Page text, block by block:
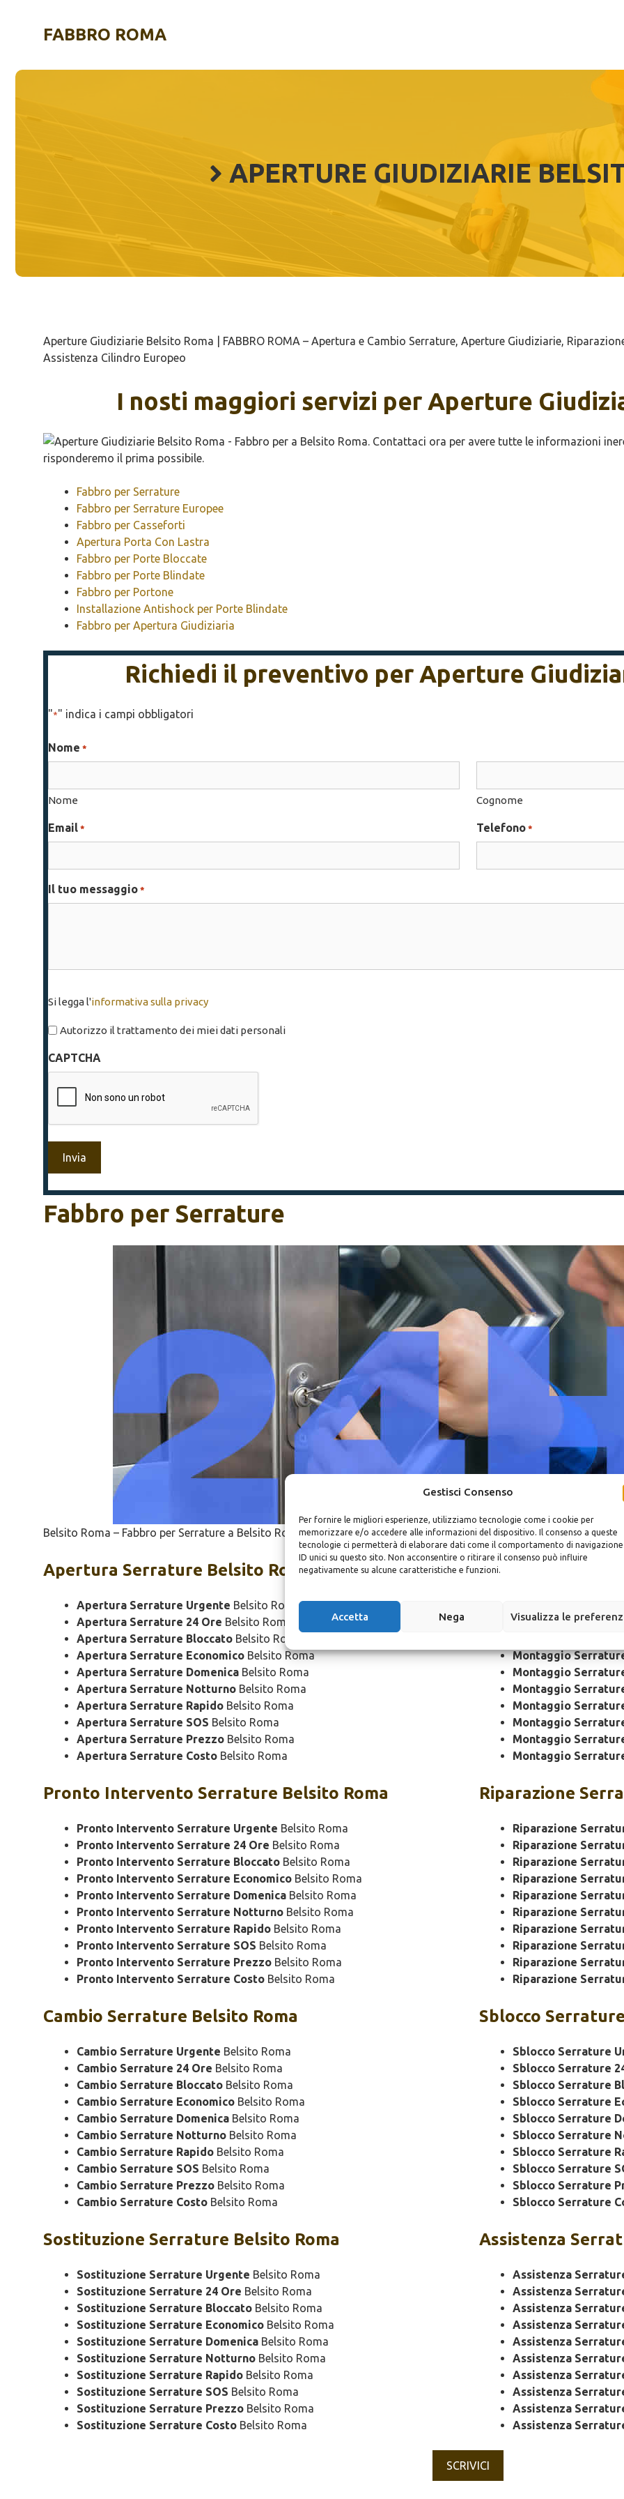
Gestisci Consenso
Per fornire le migliori esperienze, utilizziamo tecnologie come i cookie per
memorizzare e/o accedere alle informazioni del dispositivo. Il consenso a queste
tecnologie ci permetterà di elaborare dati come il comportamento di
ID unici su questo sito. Non acconsentire o ritirare il consenso può influire
negativamente su alcune caratteristiche e funzioni.
Accetta Nega Visualizza le
contenutoFABBRO ROMA
APERTURE GIUDIZIARIE
Aperture Giudiziarie Belsito Roma | FABBRO ROMA – Apertura e Cambio Serrature, Aperture Giudiziarie,
Assistenza Cilindro Europeo
I nosti maggiori servizi per Aperture
Fabbro per Serrature
Fabbro per Serrature Europee
Fabbro per Casseforti
Apertura Porta Con Lastra
Fabbro per Porte Bloccate
Fabbro per Porte Blindate
Fabbro per Portone
Installazione Antishock per Porte Blindate
Fabbro per Apertura Giudiziaria
Richiedi il preventivo per Aperture
"*" indica i campi obbligatori
Nome *
Nome Cognome
Email * Telefono *
Il tuo messaggio *
legga
l'informativa
privacy
Si legga l'informativa sulla privacy
Autorizzo il trattamento dei miei dati personali
CAPTCHA
Fabbro per Serrature
Belsito Roma – Fabbro per Serrature a Belsito Roma
Apertura Serrature Belsito Roma
Apertura Serrature Urgente Belsito Roma
Apertura Serrature 24 Ore Belsito Roma
Apertura Serrature Bloccato Belsito Roma
Apertura Serrature Economico Belsito Roma
Apertura Serrature Domenica Belsito Roma
Apertura Serrature Notturno Belsito Roma
Apertura Serrature Rapido Belsito Roma
Apertura Serrature SOS Belsito Roma
Apertura Serrature Prezzo Belsito Roma
Apertura Serrature Costo Belsito Roma
Pronto Intervento Serrature Belsito Roma
Pronto Intervento Serrature Urgente Belsito Roma
Pronto Intervento Serrature 24 Ore Belsito Roma
Pronto Intervento Serrature Bloccato Belsito Roma
Pronto Intervento Serrature Economico Belsito Roma
Pronto Intervento Serrature Domenica Belsito Roma
Pronto Intervento Serrature Notturno Belsito Roma
Pronto Intervento Serrature Rapido Belsito Roma
Pronto Intervento Serrature SOS Belsito Roma
Pronto Intervento Serrature Prezzo Belsito Roma
Pronto Intervento Serrature Costo Belsito Roma
Cambio Serrature Belsito Roma
Cambio Serrature Urgente Belsito Roma
Cambio Serrature 24 Ore Belsito Roma
Cambio Serrature Bloccato Belsito Roma
Cambio Serrature Economico Belsito Roma
Cambio Serrature Domenica Belsito Roma
Cambio Serrature Notturno Belsito Roma
Cambio Serrature Rapido Belsito Roma
Cambio Serrature SOS Belsito Roma
Cambio Serrature Prezzo Belsito Roma
Cambio Serrature Costo Belsito Roma
Sostituzione Serrature Belsito Roma
Sostituzione Serrature Urgente Belsito Roma
Sostituzione Serrature 24 Ore Belsito Roma
Sostituzione Serrature Bloccato Belsito Roma
Sostituzione Serrature Economico Belsito Roma
Sostituzione Serrature Domenica Belsito Roma
Sostituzione Serrature Notturno Belsito Roma
Sostituzione Serrature Rapido Belsito Roma
Sostituzione Serrature SOS Belsito Roma
Sostituzione Serrature Prezzo Belsito Roma
Sostituzione Serrature Costo Belsito Roma
Montaggio
Montaggio
Montaggio
Montaggio
Montaggio
Montaggio
Montaggio
Montaggio
Montaggio
Riparazione
Riparazione
Riparazione
Riparazione
Riparazione
Riparazione
Riparazione
Riparazione
Riparazione
Riparazione
Riparazione
Sblocco
Sblocco Serrature
Sblocco Serrature
Sblocco Serrature
Sblocco Serrature
Sblocco Serrature
Sblocco Serrature
Sblocco Serrature
Sblocco Serrature
Sblocco Serrature
Sblocco Serrature
Assistenza
Assistenza
Assistenza
Assistenza
Assistenza
Assistenza
Assistenza
Assistenza
Assistenza
Assistenza
Assistenza
SCRIVICI